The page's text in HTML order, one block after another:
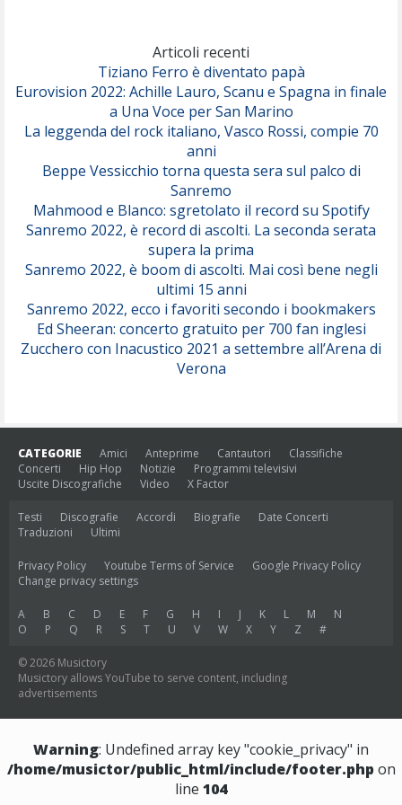
Serenamente
Articoli recenti
Tiziano Ferro è diventato papà
Eurovision 2022: Achille Lauro, Scanu e Spagna in finale
a Una Voce per San Marino
La leggenda del rock italiano, Vasco Rossi, compie 70
anni
Beppe Vessicchio torna questa sera sul palco di
Sanremo
Mahmood e Blanco: sgretolato il record su Spotify
Sanremo 2022, è record di ascolti. La seconda serata
supera la prima
Sanremo 2022, è boom di ascolti. Mai così bene negli
ultimi 15 anni
Sanremo 2022, ecco i favoriti secondo i bookmakers
Ed Sheeran: concerto gratuito per 700 fan inglesi
Zucchero con Inacustico 2021 a settembre all’Arena di
Verona
CATEGORIE Amici Anteprime Cantautori
Classifiche
Concerti
Hip Hop Notizie
Programmi televisivi
Uscite Discografiche
Video X Factor
Testi Discografie Accordi Biografie
Date Concerti
Traduzioni
Ultimi
Privacy Policy Youtube Terms of Service
Google Privacy Policy
Change privacy settings
A B C D E F G H I J K L M
N
O
P Q R S T U V W X Y Z #
© 2026 Musictory
Musictory allows YouTube to serve content, including
advertisements
Warning: Undefined array key "cookie_privacy" in
/home/musictor/public_html/include/footer.php on
line 104